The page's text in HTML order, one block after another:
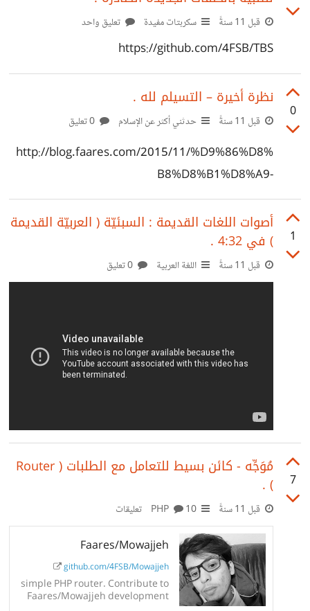
قبل 11 سنةً سكربتات مفيدة تعليق واحد
https://github.com/4FSB/TBS
0
نظرة أخيرة – التسيلم لله .
قبل 11 سنةً حدثني أكثر عن الإسلام
http://blog.faares.com/2015/11/%D9%86%D8%
B8%D8%B1%D8%A9-
%D8%A3%D8%AE%D9%8A%D8%B1%D8%A9-
%D8%A7%D9%84%D8%AA%D8%B3%D9%8A%D
9%84%D9%85-%D9%84%D9%84%D9%87/
1
أصوات اللغات القديمة : السبئيّة ( العربيّة القديمة
) في 4:32 .
قبل 11 سنةً اللغة العربية
7
مُوَجِّه - كائن بسيط للتعامل مع الطلبات ( Router
) .
قبل 11 سنةً 10 تعليقات
Faares/Mowajjeh
github.com/4FSB/Mowajjeh
simple PHP router. Contribute to
Faares/Mowajjeh development